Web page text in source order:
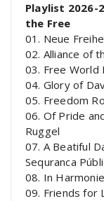
Playlist 2026-
the Free
01. Neue
02. Alliance of
03. Free World
04. Glory of
05. Freedom
06. Of Pride
Ruggel
07. A Beatiful
Sequranca
08. In
09. Friends for